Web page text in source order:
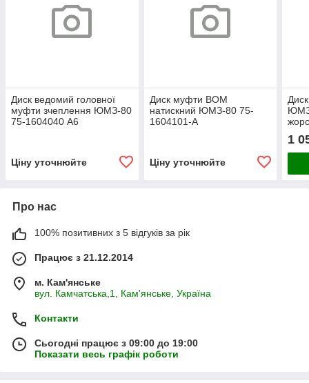
Диск ведомий головної
муфти зчеплення ЮМЗ-80
75-1604040 А6
Ціну уточнюйте
Диск муфти ВОМ
натискний ЮМЗ-80 75-
1604101-А
Ціну уточнюйте
1
Про нас
100% позитивних з 5 відгуків за рік
Працює з 21.12.2014
м. Кам'янське
вул. Камчатська,1, Кам'янське, Україна
Контакти
Сьогодні працює з 09:00 до 19:00
Показати весь графік роботи